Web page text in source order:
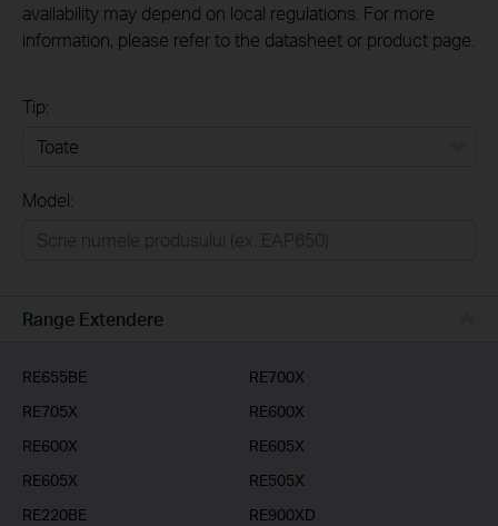
availability may depend on local regulations. For more
information, please refer to the datasheet or product page.
Tip:
Business
Model:
Range Extendere
RE655BE
RE700X
RE705X
RE600X
RE600X
RE605X
RE605X
RE505X
RE220BE
RE900XD